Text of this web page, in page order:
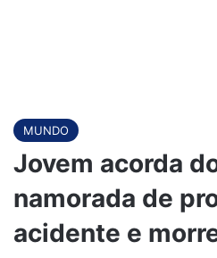
MUNDO
Jovem acorda
namorada de
acidente e